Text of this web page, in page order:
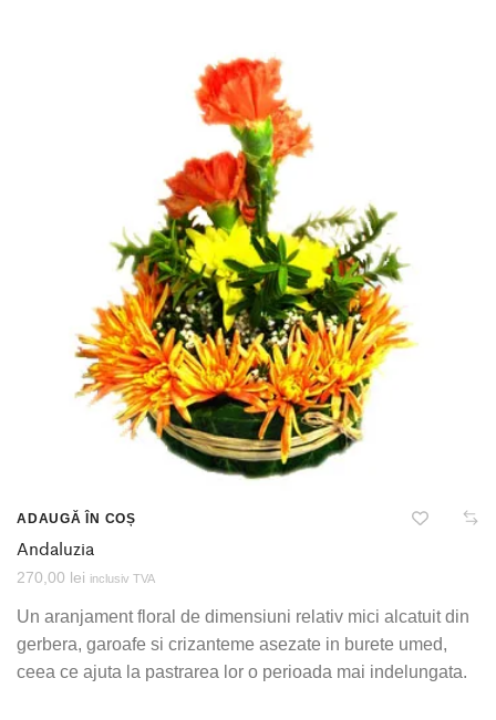
ADAUGĂ ÎN COȘ
Andaluzia
270,00 lei inclusiv TVA
Un aranjament floral de dimensiuni relativ mici alcatuit din
gerbera, garoafe si crizanteme asezate in burete umed,
ceea ce ajuta la pastrarea lor o perioada mai indelungata.